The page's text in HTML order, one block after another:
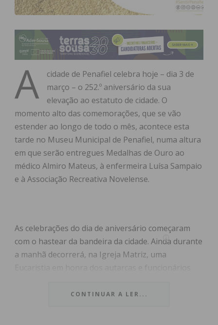
A
cidade de Penafiel celebra hoje – dia 3 de
março – o 252.º aniversário da sua
elevação ao estatuto de cidade. O
momento alto das comemorações, que se vão
estender ao longo de todo o mês, acontece esta
tarde no Museu Municipal de Penafiel, numa altura
em que serão entregues Medalhas de Ouro ao
médico Almiro Mateus, à enfermeira Luísa Sampaio
e à Associação Recreativa Novelense.
As celebrações do dia de aniversário começaram
com o hastear da bandeira da cidade. Ainda durante
a manhã decorrerá, na Igreja Matriz, uma
CONTINUAR A LER...